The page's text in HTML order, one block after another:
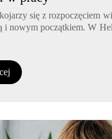
się z rozpoczęciem
i nowym początkiem. W